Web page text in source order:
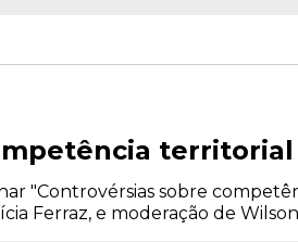
"Controvérsias sobre
Ferraz, e moderação de